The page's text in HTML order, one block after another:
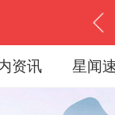
资讯 星闻